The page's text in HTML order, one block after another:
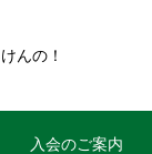
んの！
入会のご案内